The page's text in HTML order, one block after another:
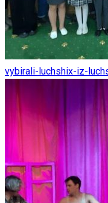
vybirali-luchshix-iz-